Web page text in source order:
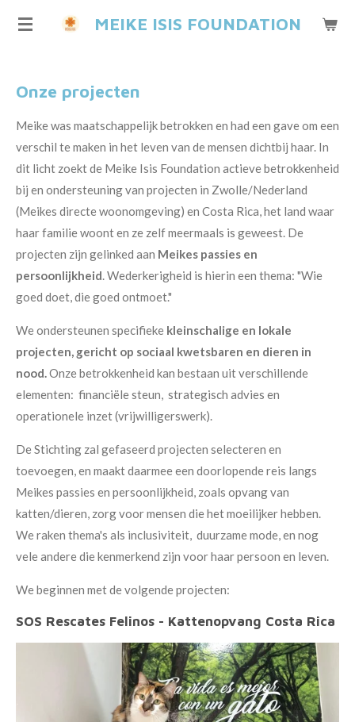
Ga
hoofdinhoud
MEIKE ISIS FOUNDATION
Onze projecten
Meike was maatschappelijk betrokken en had een gave om een
verschil te maken in het leven van de mensen dichtbij haar. In
dit licht zoekt de Meike Isis Foundation actieve betrokkenheid
bij en ondersteuning van projecten in Zwolle/Nederland
(Meikes directe woonomgeving) en Costa Rica, het land waar
haar familie woont en ze zelf meermaals is geweest. De
projecten zijn gelinked aan Meikes passies en
persoonlijkheid. Wederkerigheid is hierin een thema: "Wie
goed doet, die goed ontmoet."
We ondersteunen specifieke kleinschalige en lokale
projecten, gericht op sociaal kwetsbaren en dieren in
nood.Onze betrokkenheid kan bestaan uit verschillende
elementen: financiële steun, strategisch advies en
operationele inzet (vrijwilligerswerk).
De Stichting zal gefaseerd projecten selecteren en
toevoegen, en maakt daarmee een doorlopende reis langs
Meikes passies en persoonlijkheid, zoals opvang van
katten/dieren, zorg voor mensen die het moeilijker hebben.
We raken thema's als inclusiviteit, duurzame mode, en nog
vele andere die kenmerkend zijn voor haar persoon en leven.
We beginnen met de volgende projecten:
SOS Rescates Felinos - Kattenopvang Costa Rica